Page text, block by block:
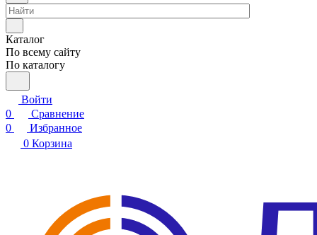
Каталог
По всему сайту
По каталогу
Войти
0
Сравнение
0
Избранное
0 Корзина